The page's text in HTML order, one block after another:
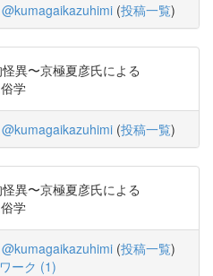
@kumagaikazuhimi (投稿一覧)
異〜京極夏彦氏による
学
@kumagaikazuhimi (投稿一覧)
異〜京極夏彦氏による
学
@kumagaikazuhimi (投稿一覧)
ーク (1)